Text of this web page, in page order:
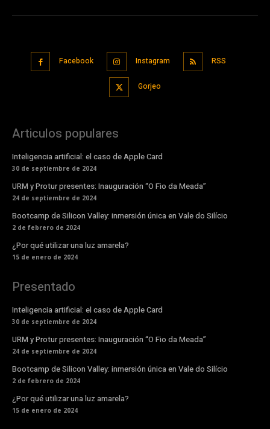
Facebook Instagram RSS
Gorjeo
Articulos populares
Inteligencia artificial: el caso de Apple Card
30 de septiembre de 2024
URM y Protur presentes: Inauguración “O Fio da Meada”
24 de septiembre de 2024
Bootcamp de Silicon Valley: inmersión única en Vale do Silício
2 de febrero de 2024
¿Por qué utilizar una luz amarela?
15 de enero de 2024
Presentado
Inteligencia artificial: el caso de Apple Card
30 de septiembre de 2024
URM y Protur presentes: Inauguración “O Fio da Meada”
24 de septiembre de 2024
Bootcamp de Silicon Valley: inmersión única en Vale do Silício
2 de febrero de 2024
¿Por qué utilizar una luz amarela?
15 de enero de 2024